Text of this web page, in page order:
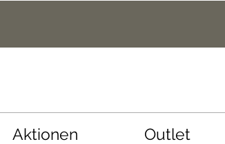
Aktionen Outlet